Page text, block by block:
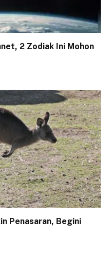
2 Zodiak Ini Mohon
Penasaran, Begini